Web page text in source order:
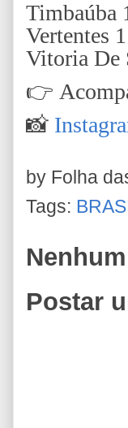
Timbaúba
Vertentes 1
Vitoria De
👉
📸
by Folha
Tags:
Postar